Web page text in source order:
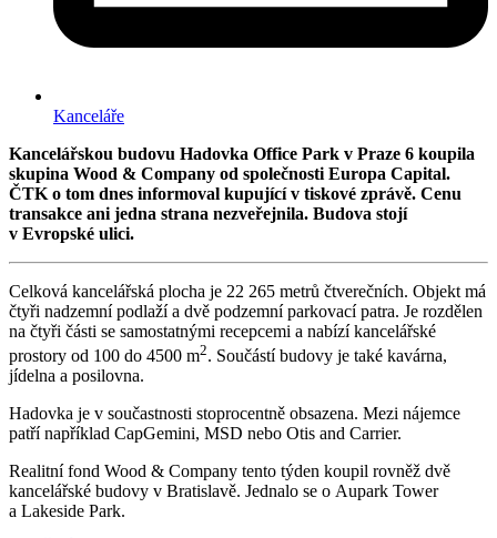
Kanceláře
Kancelářskou budovu Hadovka Office Park v Praze 6 koupila
skupina Wood & Company od společnosti Europa Capital.
ČTK o tom dnes informoval kupující v tiskové zprávě. Cenu
transakce ani jedna strana nezveřejnila. Budova stojí
v Evropské ulici.
Celková kancelářská plocha je 22 265 metrů čtverečních. Objekt má
čtyři nadzemní podlaží a dvě podzemní parkovací patra. Je rozdělen
na čtyři části se samostatnými recepcemi a nabízí kancelářské
prostory od 100 do 4500 m2. Součástí budovy je také kavárna,
jídelna a posilovna.
Hadovka je v součastnosti stoprocentně obsazena. Mezi nájemce
patří například CapGemini, MSD nebo Otis and Carrier.
Realitní fond Wood & Company tento týden koupil rovněž dvě
kancelářské budovy v Bratislavě. Jednalo se o Aupark Tower
a Lakeside Park.